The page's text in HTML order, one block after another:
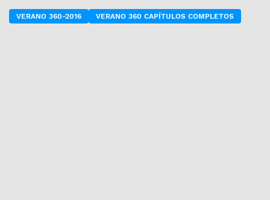
VERANO 360-2016 VERANO 360 CAPÍTULOS COMPLETOS